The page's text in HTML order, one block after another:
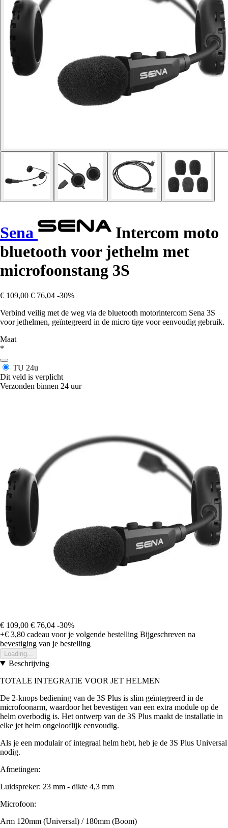
Sena
Intercom moto
bluetooth voor jethelm met
microfoonstang 3S
€ 109,00 € 76,04 -30%
Verbind veilig met de weg via de bluetooth motorintercom Sena 3S
voor jethelmen, geïntegreerd in de micro tige voor eenvoudig gebruik.
Maat
*
TU 24u
Dit veld is verplicht
Verzonden binnen 24 uur
€ 109,00 € 76,04 -30%
+€ 3,80 cadeau voor je volgende bestelling Bijgeschreven na
bevestiging van je bestelling
Loading...
Beschrijving
TOTALE INTEGRATIE VOOR JET HELMEN
De 2-knops bediening van de 3S Plus is slim geïntegreerd in de
microfoonarm, waardoor het bevestigen van een extra module op de
helm overbodig is. Het ontwerp van de 3S Plus maakt de installatie in
elke jet helm ongelooflijk eenvoudig.
Als je een modulair of integraal helm hebt, heb je de 3S Plus Universal
nodig.
Afmetingen:
Luidspreker: 23 mm - dikte 4,3 mm
Microfoon:
Arm 120mm (Universal) / 180mm (Boom)